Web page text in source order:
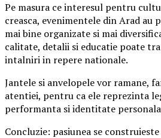
Pe masura ce interesul pentru
creasca, evenimentele din Arad au
mai bine organizate si mai
calitate, detalii si educatie poate
intalniri in repere nationale.
Jantele si anvelopele vor ramane,
atentiei, pentru ca ele reprezinta
performanta si identitate
Concluzie: pasiunea se